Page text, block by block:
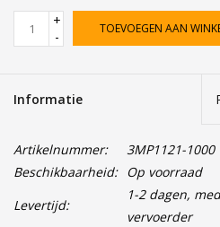
+
-
TOEVOEGEN AAN
Informatie
Artikelnummer:
3MP1121-1000
Beschikbaarheid: Op voorraad
Levertijd:
1-2 dagen,
vervoerder